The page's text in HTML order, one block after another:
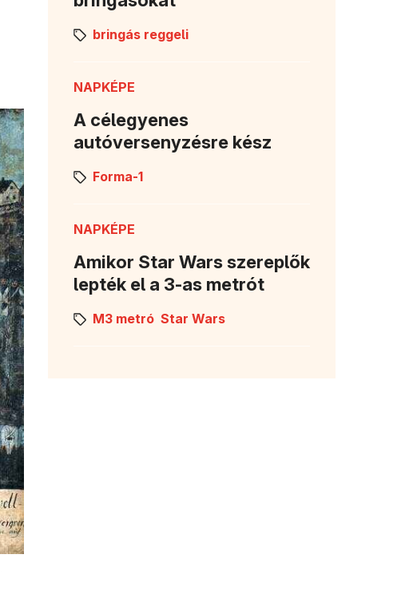
bringás reggeli
NAPKÉPE
A célegyenes
autóversenyzésre kész
Forma-1
NAPKÉPE
Amikor Star Wars szereplők
lepték el a 3-as metrót
M3 metró Star Wars